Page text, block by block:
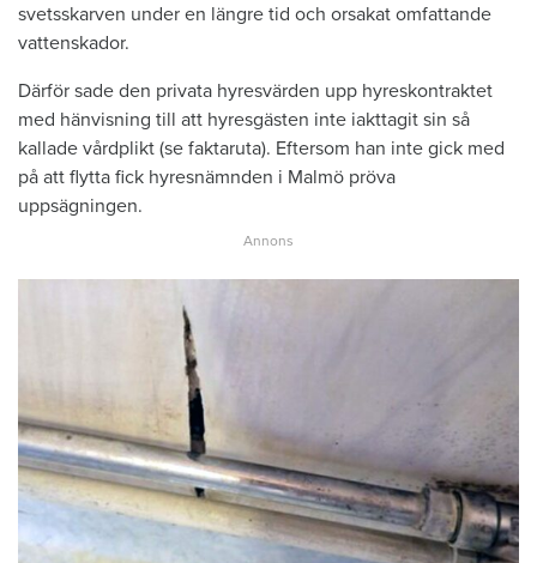
svetsskarven under en längre tid och orsakat omfattande
vattenskador.
Därför sade den privata hyresvärden upp hyreskontraktet
med hänvisning till att hyresgästen inte iakttagit sin så
kallade vårdplikt (se faktaruta). Eftersom han inte gick med
på att flytta fick hyresnämnden i Malmö pröva
uppsägningen.